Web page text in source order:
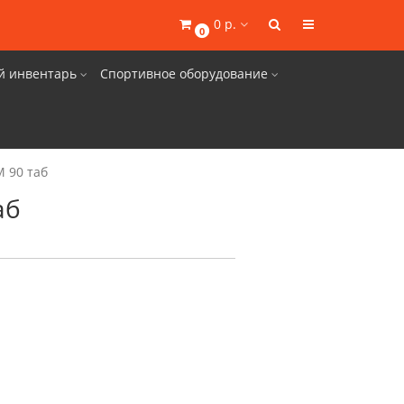
0 0 р.
инвентарь Спортивное оборудование
90 таб